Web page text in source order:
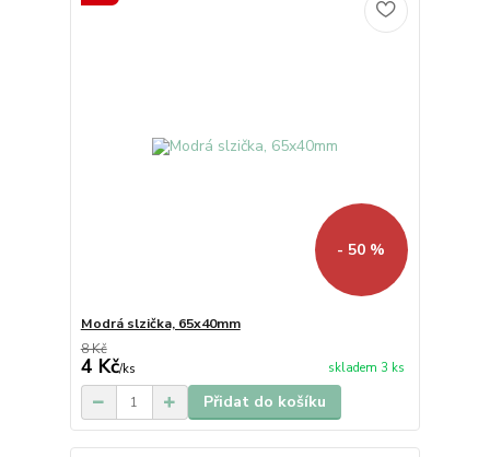
- 50 %
Modrá slzička, 65x40mm
8 Kč
4 Kč/ks skladem 3 ks
Přidat do košíku